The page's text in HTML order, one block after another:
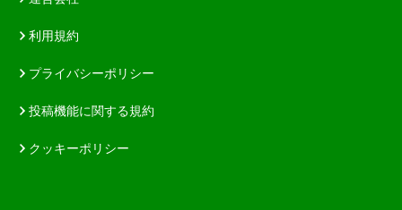
利用規約
プライバシーポリシー
投稿機能に関する規約
クッキーポリシー